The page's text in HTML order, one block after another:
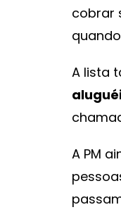
cobrar
A lista
A PM